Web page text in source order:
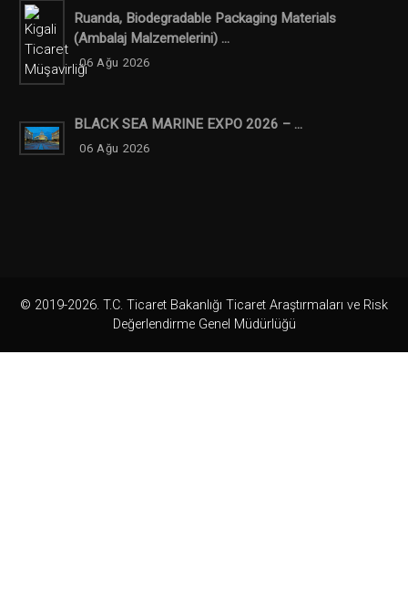
Ruanda, Biodegradable Packaging Materials
(ambalaj Malzemelerini) ...
06 Ağu 2026
BLACK SEA MARINE EXPO 2026 – ...
06 Ağu 2026
© 2019-2026. T.C. Ticaret Bakanlığı Ticaret Araştırmaları ve Risk
Değerlendirme Genel Müdürlüğü